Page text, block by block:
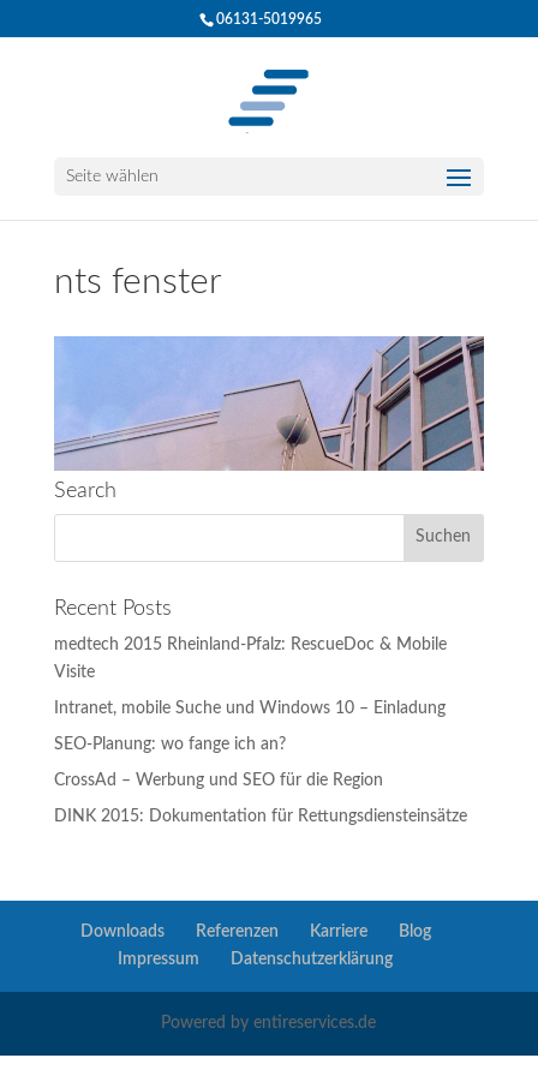
06131-5019965
Seite wählen
nts fenster
Search
Recent Posts
medtech 2015 Rheinland-Pfalz: RescueDoc & Mobile
Visite
Intranet, mobile Suche und Windows 10 – Einladung
SEO-Planung: wo fange ich an?
CrossAd – Werbung und SEO für die Region
DINK 2015: Dokumentation für Rettungsdiensteinsätze
Downloads Referenzen Karriere
Blog
Impressum
Datenschutzerklärung
Powered by entireservices.de